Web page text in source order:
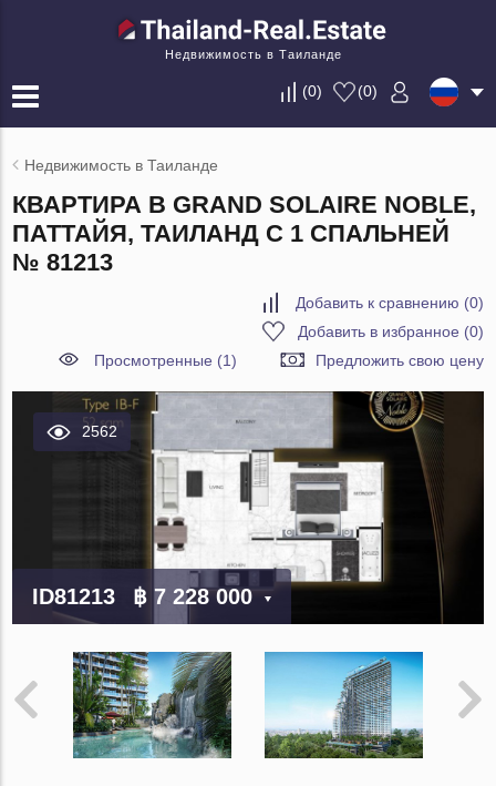
Недвижимость в Таиланде
(0) (0)
Недвижимость в Таиланде
КВАРТИРА В GRAND SOLAIRE NOBLE,
ПАТТАЙЯ, ТАИЛАНД С 1 СПАЛЬНЕЙ
№ 81213
Добавить к сравнению (0)
Добавить в избранное (0)
Просмотренные (1)
Предложить свою цену
2562
ID81213 ฿ 7 228 000